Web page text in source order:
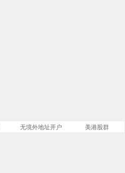
无境外地址开户 美港股群